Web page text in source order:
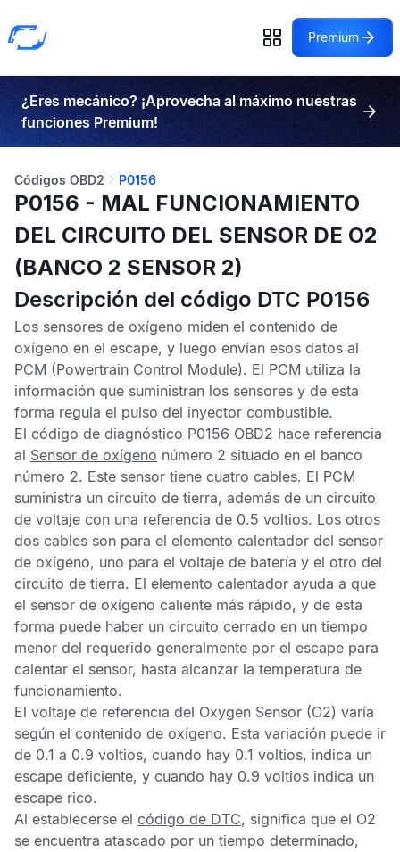
Premium
¿Eres mecánico? ¡Aprovecha al máximo nuestras
funciones Premium!
Códigos OBD2 P0156
P0156 - MAL FUNCIONAMIENTO
DEL CIRCUITO DEL SENSOR DE O2
(BANCO 2 SENSOR 2)
Descripción del código DTC P0156
Los sensores de oxígeno miden el contenido de
oxígeno en el escape, y luego envían esos datos al
PCM (Powertrain Control Module). El PCM utiliza la
información que suministran los sensores y de esta
forma regula el pulso del inyector combustible.
El código de diagnóstico P0156 OBD2 hace referencia
al Sensor de oxígeno número 2 situado en el banco
número 2. Este sensor tiene cuatro cables. El PCM
suministra un circuito de tierra, además de un circuito
de voltaje con una referencia de 0.5 voltios. Los otros
dos cables son para el elemento calentador del sensor
de oxígeno, uno para el voltaje de batería y el otro del
circuito de tierra. El elemento calentador ayuda a que
el sensor de oxígeno caliente más rápido, y de esta
forma puede haber un circuito cerrado en un tiempo
menor del requerido generalmente por el escape para
calentar el sensor, hasta alcanzar la temperatura de
funcionamiento.
El voltaje de referencia del Oxygen Sensor (O2) varía
según el contenido de oxígeno. Esta variación puede ir
de 0.1 a 0.9 voltios, cuando hay 0.1 voltios, indica un
escape deficiente, y cuando hay 0.9 voltios indica un
escape rico.
Al establecerse el código de DTC, significa que el O2
se encuentra atascado por un tiempo determinado,